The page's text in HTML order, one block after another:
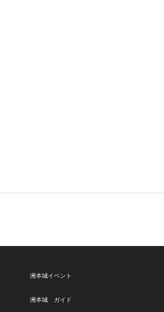
洲本城イベント
洲本城 ガイド